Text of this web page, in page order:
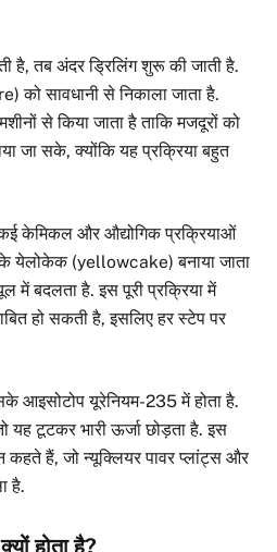
है, तब अंदर ड्रिलिंग शुरू की जाती है.
को सावधानी से निकाला जाता है.
से किया जाता है ताकि मजदूरों को
जा सके, क्योंकि यह प्रक्रिया बहुत
केमिकल और औद्योगिक प्रक्रियाओं
येलोकेक (yellowcake) बनाया जाता
में बदलता है. इस पूरी प्रक्रिया में
हो सकती है, इसलिए हर स्टेप पर
आइसोटोप यूरेनियम-235 में होता है.
यह टूटकर भारी ऊर्जा छोड़ता है. इस
कहते हैं, जो न्यूक्लियर पावर प्लांट्स और
है.
होता है?